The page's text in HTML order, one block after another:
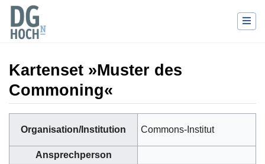
Kartenset »Muster des
Commoning«
Organisation/Institution
Commons-Institut
Ansprechperson